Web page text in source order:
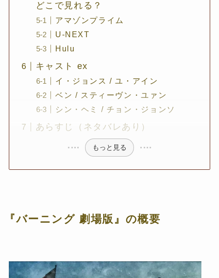
どこで見れる？
アマゾンプライム
U-NEXT
Hulu
キャスト ex
イ・ジョンス / ユ・アイン
ベン / スティーヴン・ユァン
シン・ヘミ / チョン・ジョンソ
あらすじ（ネタバレあり）
もっと見る
『バーニング 劇場版』の概要